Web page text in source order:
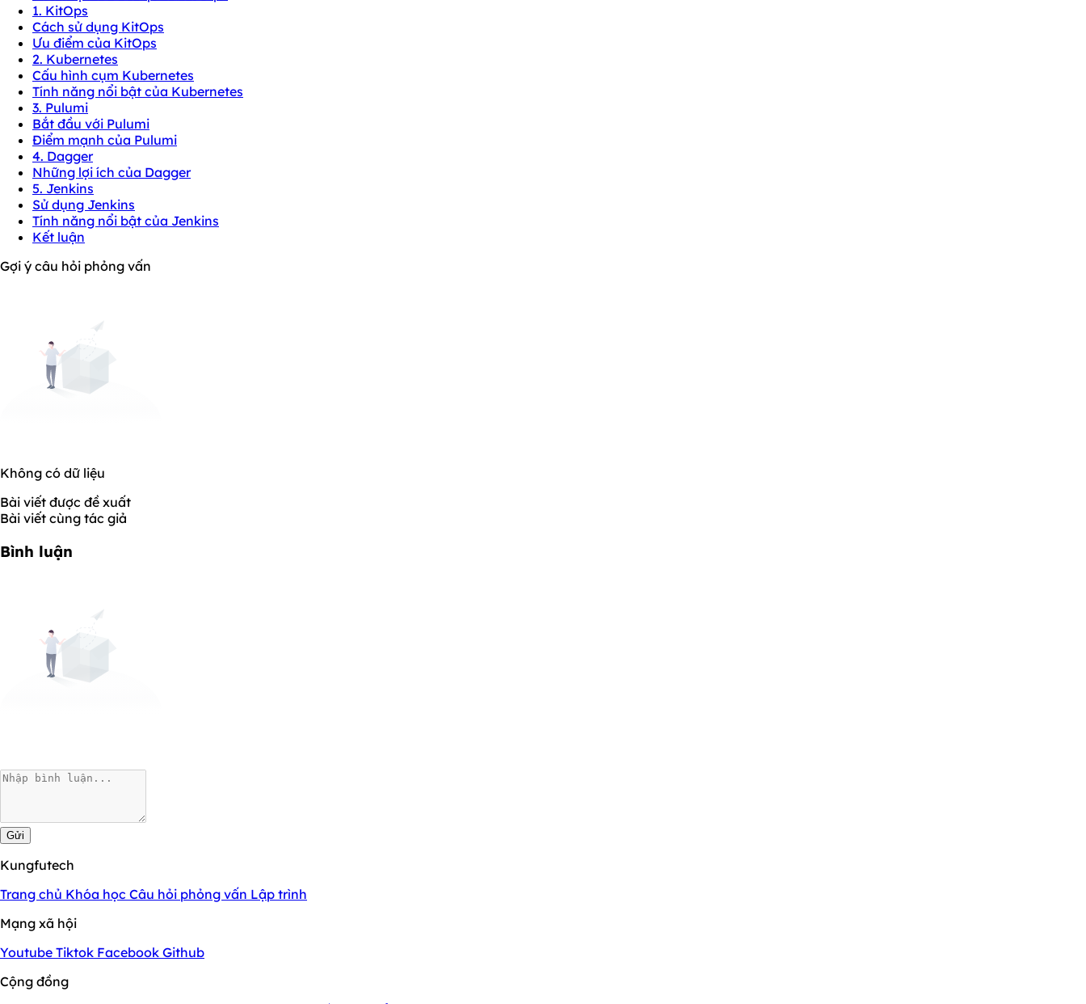
1. KitOps
Cách sử dụng KitOps
Ưu điểm của KitOps
2. Kubernetes
Cấu hình cụm Kubernetes
Tính năng nổi bật của Kubernetes
3. Pulumi
Bắt đầu với Pulumi
Điểm mạnh của Pulumi
4. Dagger
Những lợi ích của Dagger
5. Jenkins
Sử dụng Jenkins
Tính năng nổi bật của Jenkins
Kết luận
Gợi ý câu hỏi phỏng vấn
Không có dữ liệu
Bài viết được đề xuất
Bài viết cùng tác giả
Bình luận
Gửi
Kungfutech
Trang chủ Khóa học Câu hỏi phỏng vấn Lập trình
Mạng xã hội
Youtube Tiktok Facebook Github
Cộng đồng